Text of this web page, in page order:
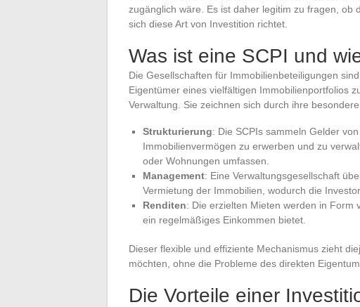
zugänglich wäre. Es ist daher legitim zu fragen, ob
sich diese Art von Investition richtet.
Was ist eine SCPI und
Die Gesellschaften für Immobilienbeteiligungen
Eigentümer eines vielfältigen Immobilienportfolios
Verwaltung. Sie zeichnen sich durch ihre
Strukturierung: Die SCPIs sammeln Gelder
Immobilienvermögen zu erwerben und zu
oder Wohnungen umfassen.
Management: Eine Verwaltungsgesellschaft
Vermietung der Immobilien, wodurch die
Renditen: Die erzielten Mieten werden in Form
ein regelmäßiges Einkommen bietet.
Dieser flexible und effiziente Mechanismus zieht
möchten, ohne die Probleme des direkten
Die Vorteile einer